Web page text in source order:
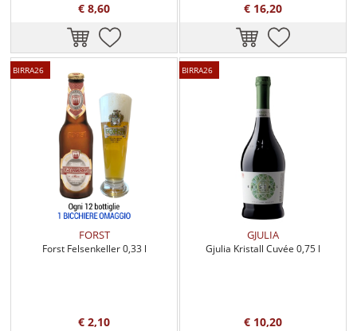
€ 8,60 € 16,20
BIRRA26
FORST
Forst Felsenkeller 0,33 l
€ 2,10
BIRRA26
GJULIA
Gjulia Kristall Cuvée 0,75 l
€ 10,20